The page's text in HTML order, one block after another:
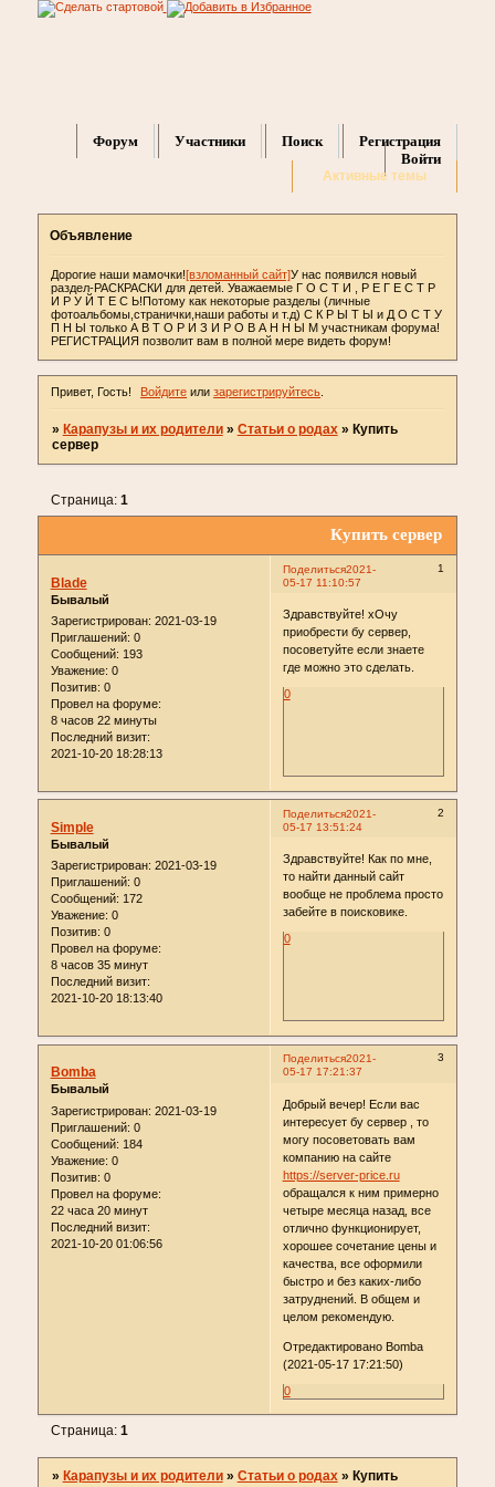
Форум Участники Поиск
Регистрация
Войти
Активные темы
Объявление
Дорогие наши мамочки![взломанный сайт]У нас появился новый
раздел-РАСКРАСКИ для детей. Уважаемые Г О С Т И , Р Е Г Е С Т Р
И Р У Й Т Е С Ь!Потому как некоторые разделы (личные
фотоальбомы,странички,наши работы и т.д) С К Р Ы Т Ы и Д О С Т У
П Н Ы только А В Т О Р И З И Р О В А Н Н Ы М участникам форума!
РЕГИСТРАЦИЯ позволит вам в полной мере видеть форум!
Привет, Гость! Войдите илизарегистрируйтесь
» Карапузы и их родители » Статьи о родах » Купить
сервер
Купить сервер
Страница: 1
Поделиться 1
2021-
05-17 11:10:57
Blade
Бывалый
Зарегистрирован: 2021-03-19
Приглашений: 0
Сообщений: 193
Уважение: 0
Позитив: 0
Провел на форуме:
8 часов 22 минуты
Последний визит:
2021-10-20 18:28:13
Здравствуйте! хОчу
приобрести бу сервер,
посоветуйте если знаете
где можно это сделать.
0
Поделиться 2
2021-
05-17 13:51:24
Simple
Бывалый
Зарегистрирован: 2021-03-19
Приглашений: 0
Сообщений: 172
Уважение: 0
Позитив: 0
Провел на форуме:
8 часов 35 минут
Последний визит:
2021-10-20 18:13:40
Здравствуйте! Как по мне,
то найти данный сайт
вообще не проблема просто
забейте в поисковике.
0
Поделиться 3
2021-
05-17 17:21:37
Bomba
Бывалый
Зарегистрирован: 2021-03-19
Приглашений: 0
Сообщений: 184
Уважение: 0
Позитив: 0
Провел на форуме:
22 часа 20 минут
Последний визит:
2021-10-20 01:06:56
Добрый вечер! Если вас
интересует бу сервер , то
могу посоветовать вам
компанию на сайте
https://server-price.ru
обращался к ним примерно
четыре месяца назад, все
отлично функционирует,
хорошее сочетание цены и
качества, все оформили
быстро и без каких-либо
затруднений. В общем и
целом рекомендую.
Отредактировано Bomba
(2021-05-17 17:21:50)
0
Страница: 1
» Карапузы и их родители » Статьи о родах » Купить